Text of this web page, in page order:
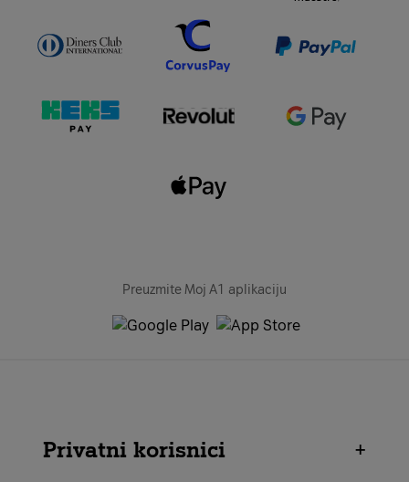
Preuzmite Moj A1 aplikaciju
Privatni korisnici
+